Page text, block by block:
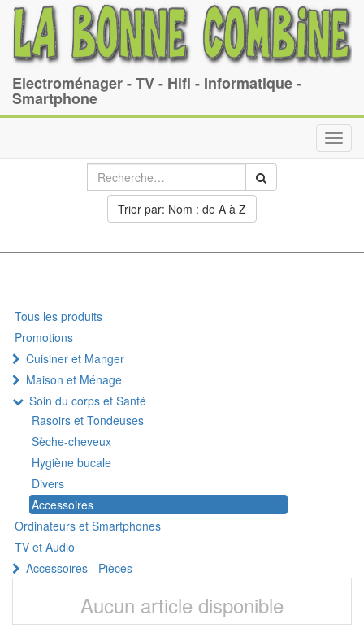
Electroménager - TV - Hifi - Informatique -
Smartphone
Trier par: Nom : de A à Z
Tous les produits
Promotions
Cuisiner et Manger
Maison et Ménage
Soin du corps et Santé
Rasoirs et Tondeuses
Sèche-cheveux
Hygiène bucale
Divers
Accessoires
Ordinateurs et Smartphones
TV et Audio
Accessoires - Pièces
Aucun article disponible